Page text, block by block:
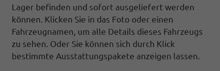
Lager befinden und sofort ausgeliefert werden
können. Klicken Sie in das Foto oder einen
Fahrzeugnamen, um alle Details dieses Fahrzeugs
zu sehen. Oder Sie können sich durch Klick
bestimmte Ausstattungspakete anzeigen lassen.